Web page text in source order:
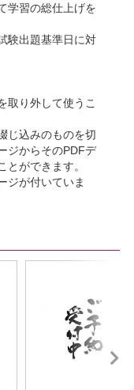
学習の総仕上げを
験出題基準日に対
取り外して使うこ
じ込みのものを切
ジからそのPDFデ
とができます。
ジが付いていま